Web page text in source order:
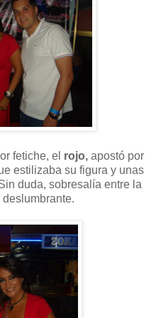
fetiche, el rojo, apostó por
estilizaba su figura y unas
duda, sobresalía entre la